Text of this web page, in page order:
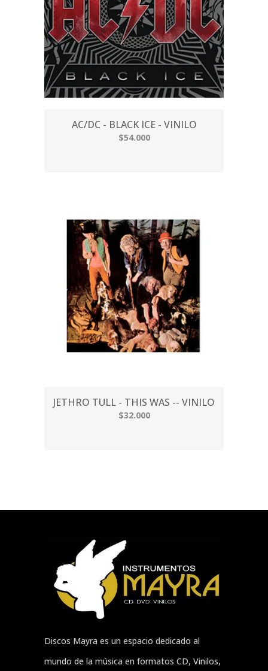
AC/DC - BLACK ICE - VINILO
$54.000
JETHRO TULL - THIS WAS -- VINILO
$32.000
Discos Mayra es un espacio dedicado al
mundo de la música en formatos CD, Vinilos,